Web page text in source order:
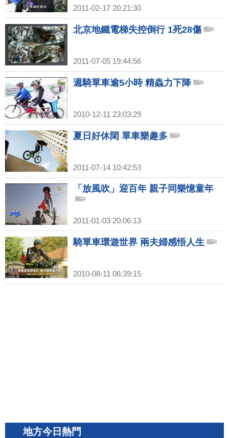
2011-02-17 20:21:30
北京地鐵電梯失控倒行 1死28傷
2011-07-05 19:44:56
週騎單車逾5小時 精蟲力下降
2010-12-11 23:03:29
夏日好休閑 單車樂趣多
2011-07-14 10:42:53
「放風吹」迎百年 親子同樂憶童年
2011-01-03 20:06:13
騎單車環遊世界 兩夫婦感悟人生
2010-08-11 06:39:15
地方今日熱門